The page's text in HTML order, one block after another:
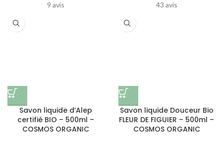
9 avis
43 avis
Savon liquide d’Alep
certifié BIO – 500ml –
COSMOS ORGANIC
Savon liquide Douceur Bio
FLEUR DE FIGUIER – 500ml –
COSMOS ORGANIC